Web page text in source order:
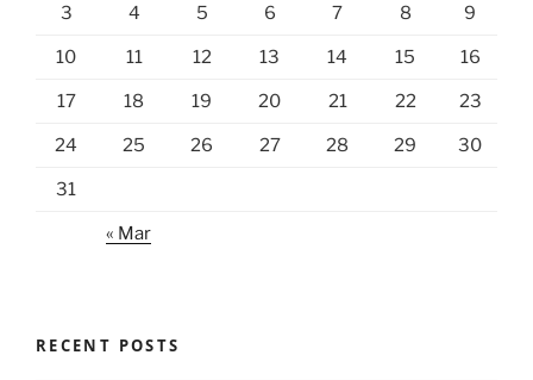
3 4 5 6 7 8 9
10 11 12 13 14 15 16
17 18 19 20 21 22 23
24 25 26 27 28 29 30
31
« Mar
RECENT POSTS